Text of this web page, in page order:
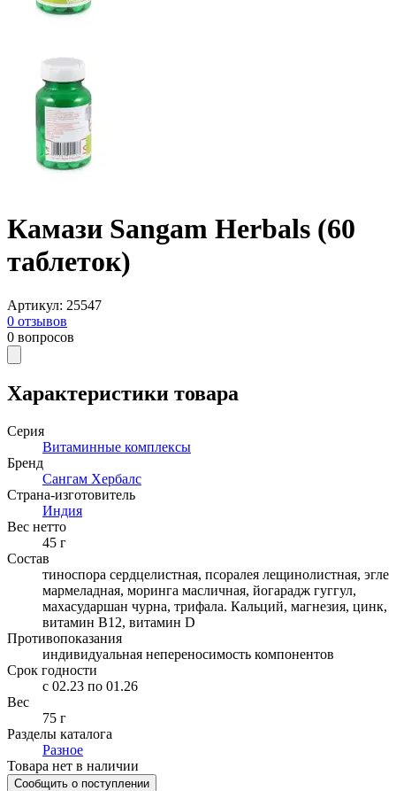
Камази Sangam Herbals (60
таблеток)
Артикул: 25547
0 отзывов
0 вопросов
Характеристики товара
Серия
Витаминные комплексы
Бренд
Сангам Хербалс
Страна-изготовитель
Индия
Вес нетто
45 г
Состав
тиноспора сердцелистная, псоралея лещинолистная, эгле
мармеладная, моринга масличная, йогарадж гуггул,
махасударшан чурна, трифала. Кальций, магнезия, цинк,
витамин В12, витамин D
Противопоказания
индивидуальная непереносимость компонентов
Срок годности
c 02.23 по 01.26
Вес
75 г
Разделы каталога
Разное
Товара нет в наличии
Сообщить о поступлении